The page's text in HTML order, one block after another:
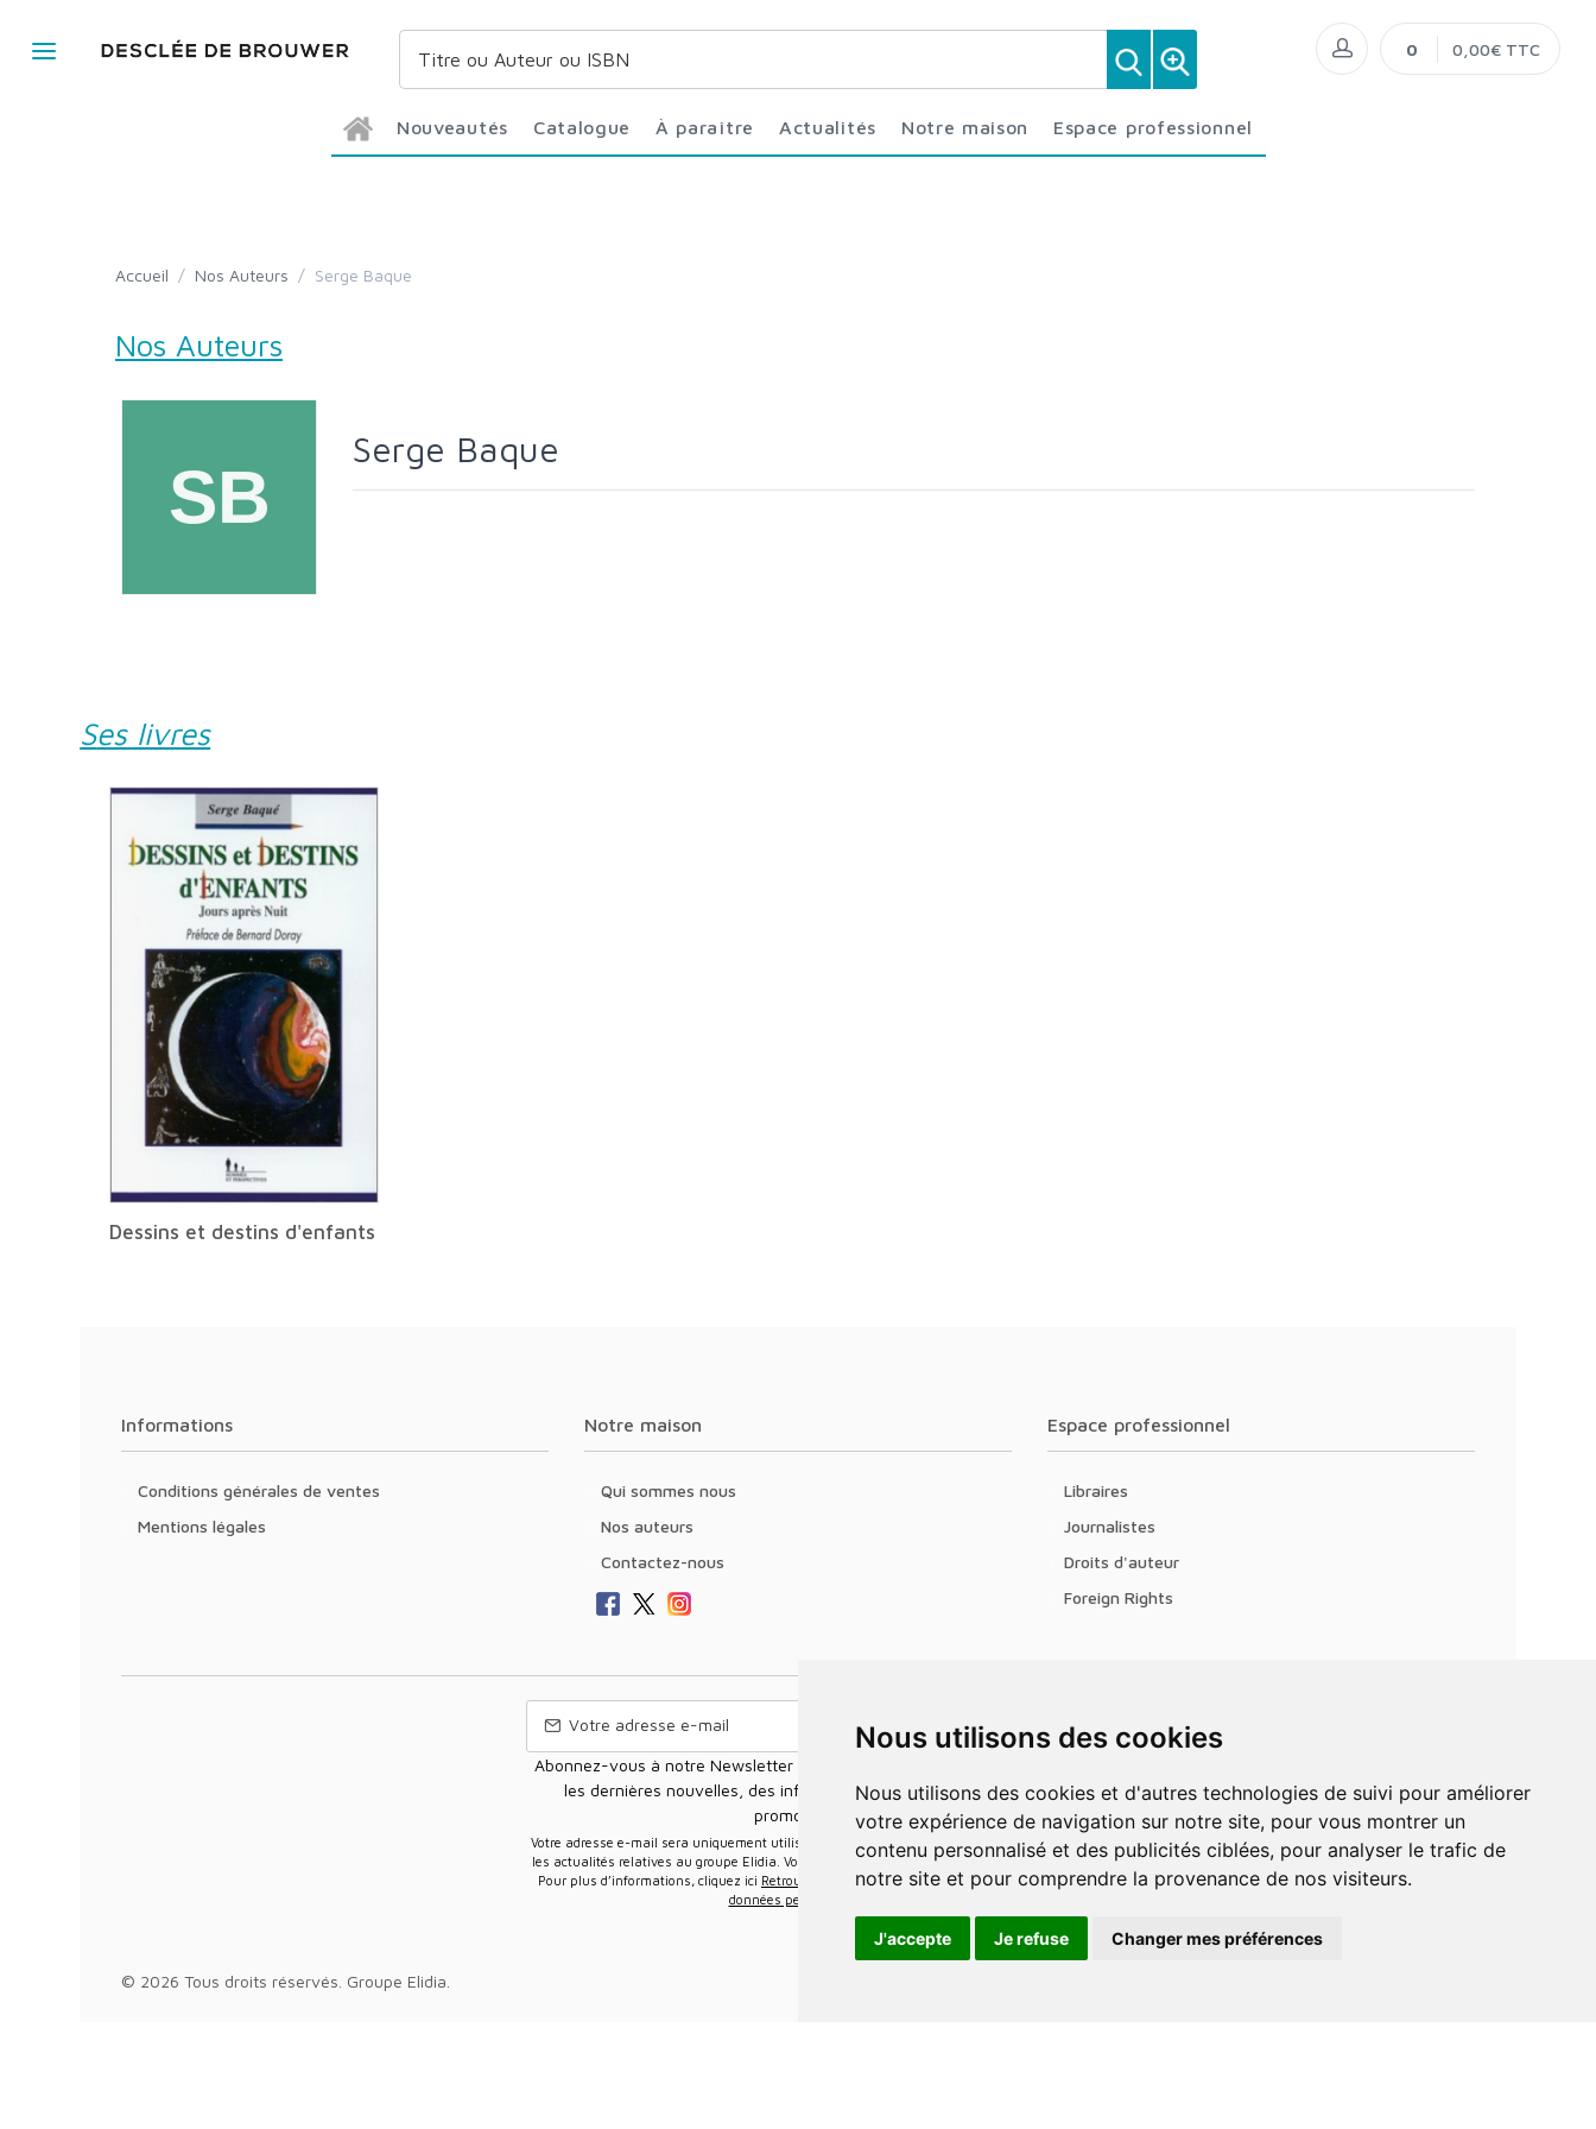
Nous utilisons des cookies
Nous utilisons des cookies et d'autres technologies de suivi pour améliorer
votre expérience de navigation sur notre site, pour vous montrer un
contenu personnalisé et des publicités ciblées, pour analyser le trafic de
notre site et pour comprendre la provenance de nos visiteurs.
J'accepte Je refuse Changer mes préférences
Nouveautés Catalogue À paraître Actualités Notre maison Espace professionnel
0 0,00€ TTC
Accueil / Nos Auteurs / Serge Baque
Nos Auteurs
Serge Baque
Ses livres
Dessins et destins d'enfants
Informations
Conditions générales de ventes
Mentions légales
Notre maison
Qui sommes nous
Nos auteurs
Contactez-nous
Espace professionnel
Libraires
Journalistes
Droits d'auteur
Foreign Rights
Abonnez-vous à notre Newsletter pour recevoir nos nouvelles offres,
les dernières nouvelles, des informations sur les ventes et les
promotions.
Votre adresse e-mail sera uniquement utilisée pour vous envoyer des informations sur
les actualités relatives au groupe Elidia. Vous pouvez vous désinscrire à tout moment.
Pour plus d’informations, cliquez ici Retrouvez ici notre politique de protection de vos
données personnelles
© 2026 Tous droits réservés. Groupe Elidia